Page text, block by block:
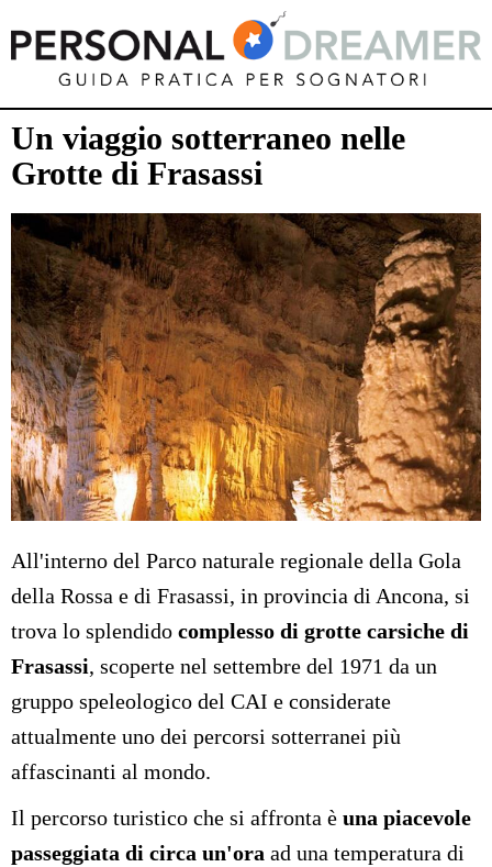
Un viaggio sotterraneo nelle
Grotte di Frasassi
All'interno del Parco naturale regionale della Gola
della Rossa e di Frasassi, in provincia di Ancona, si
trova lo splendido complesso di grotte carsiche di
Frasassi, scoperte nel settembre del 1971 da un
gruppo speleologico del CAI e considerate
attualmente uno dei percorsi sotterranei più
affascinanti al mondo.
Il percorso turistico che si affronta è una piacevole
passeggiata di circa un'ora ad una temperatura di